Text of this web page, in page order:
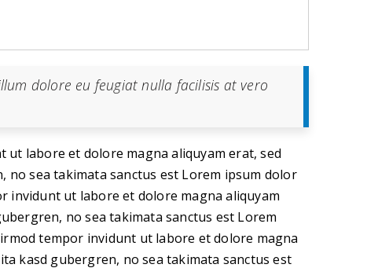
dolore eu feugiat nulla facilisis at vero
labore et dolore magna aliquyam erat, sed
no sea takimata sanctus est Lorem ipsum dolor
invidunt ut labore et dolore magna aliquyam
no sea takimata sanctus est Lorem
tempor invidunt ut labore et dolore magna
kasd gubergren, no sea takimata sanctus est